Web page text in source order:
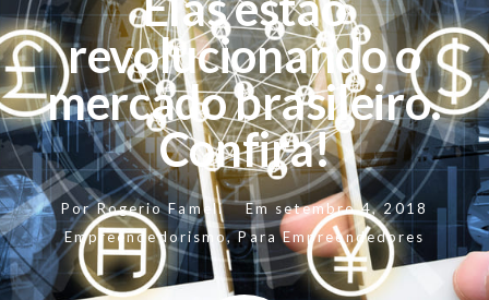
revolucionando o
mercado brasileiro.
Confira!
PorRogerio Fameli Em setembro 4, 2018
Empreendedorismo,Para Empreendedores